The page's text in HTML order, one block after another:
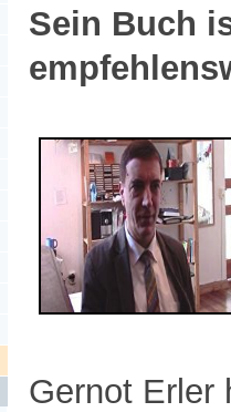
Sein Buch
Gernot Erler